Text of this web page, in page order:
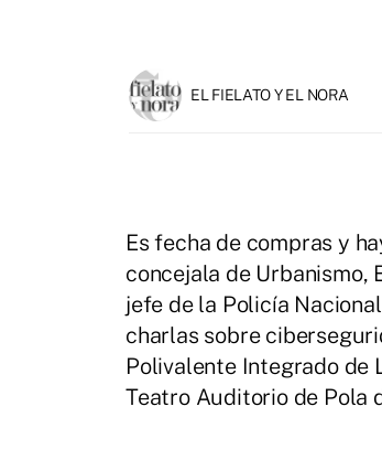
EL FIELATO Y EL NORA
Es fecha de compras y
concejala de Urbanismo,
jefe de la Policía
charlas sobre
Polivalente Integrado de
Teatro Auditorio de Pola